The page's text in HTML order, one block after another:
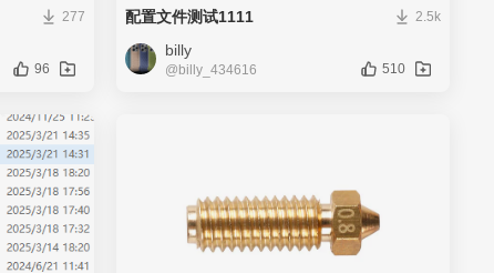
277
96
配置文件测试1111 2.5k
billy
@billy_434616 510